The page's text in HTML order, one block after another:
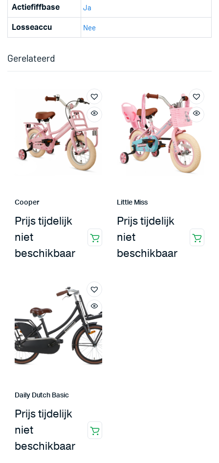
Actiefiffbase Ja
Losseaccu Nee
Gerelateerd
Cooper
Prijs tijdelijk
niet
beschikbaar
Little Miss
Prijs tijdelijk
niet
beschikbaar
Daily Dutch Basic
Prijs tijdelijk
niet
beschikbaar